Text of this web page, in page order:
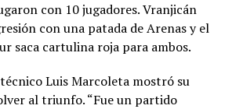
con 10 jugadores. Vranjicán
con una patada de Arenas y el
saca cartulina roja para ambos.
Luis Marcoleta mostró su
al triunfo. “Fue un partido